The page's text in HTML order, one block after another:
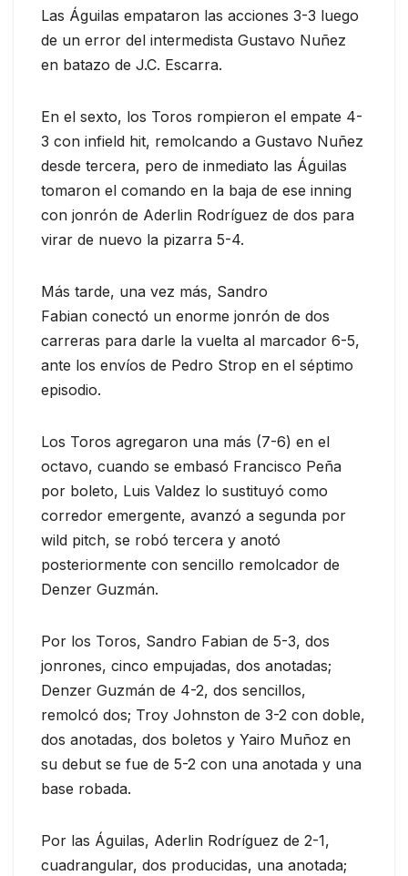
Las Águilas empataron las acciones 3-3 luego
de un error del intermedista Gustavo Nuñez
en batazo de J.C. Escarra.
En el sexto, los Toros rompieron el empate 4-
3 con infield hit, remolcando a Gustavo Nuñez
desde tercera, pero de inmediato las Águilas
tomaron el comando en la baja de ese inning
con jonrón de Aderlin Rodríguez de dos para
virar de nuevo la pizarra 5-4.
Más tarde, una vez más, Sandro
Fabian conectó un enorme jonrón de dos
carreras para darle la vuelta al marcador 6-5,
ante los envíos de Pedro Strop en el séptimo
episodio.
Los Toros agregaron una más (7-6) en el
octavo, cuando se embasó Francisco Peña
por boleto, Luis Valdez lo sustituyó como
corredor emergente, avanzó a segunda por
wild pitch, se robó tercera y anotó
posteriormente con sencillo remolcador de
Denzer Guzmán.
Por los Toros, Sandro Fabian de 5-3, dos
jonrones, cinco empujadas, dos anotadas;
Denzer Guzmán de 4-2, dos sencillos,
remolcó dos; Troy Johnston de 3-2 con doble,
dos anotadas, dos boletos y Yairo Muñoz en
su debut se fue de 5-2 con una anotada y una
base robada.
Por las Águilas, Aderlin Rodríguez de 2-1,
cuadrangular, dos producidas, una anotada;